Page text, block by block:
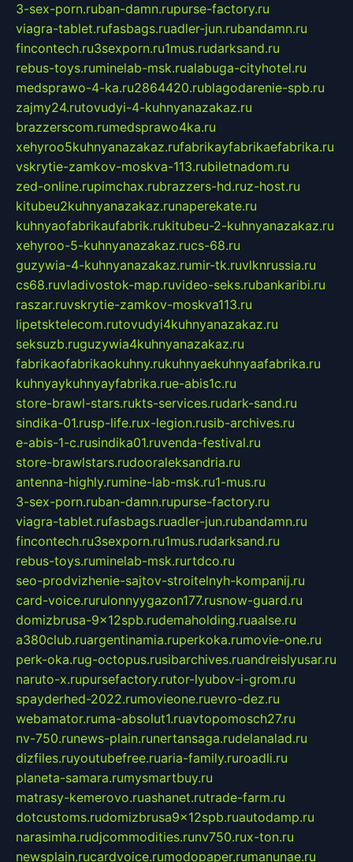
3-sex-porn.ruban-damn.rupurse-factory.ru
viagra-tablet.rufasbags.ruadler-jun.rubandamn.ru
fincontech.ru3sexporn.ru1mus.rudarksand.ru
rebus-toys.ruminelab-msk.rualabuga-cityhotel.ru
medsprawo-4-ka.ru2864420.rublagodarenie-spb.ru
zajmy24.rutovudyi-4-kuhnyanazakaz.ru
brazzerscom.rumedsprawo4ka.ru
xehyroo5kuhnyanazakaz.rufabrikayfabrikaefabrika.ru
vskrytie-zamkov-moskva-113.rubiletnadom.ru
zed-online.rupimchax.rubrazzers-hd.ruz-host.ru
kitubeu2kuhnyanazakaz.runaperekate.ru
kuhnyaofabrikaufabrik.rukitubeu-2-kuhnyanazakaz.ru
xehyroo-5-kuhnyanazakaz.rucs-68.ru
guzywia-4-kuhnyanazakaz.rumir-tk.ruvlknrussia.ru
cs68.ruvladivostok-map.ruvideo-seks.rubankaribi.ru
raszar.ruvskrytie-zamkov-moskva113.ru
lipetsktelecom.rutovudyi4kuhnyanazakaz.ru
seksuzb.ruguzywia4kuhnyanazakaz.ru
fabrikaofabrikaokuhny.rukuhnyaekuhnyaafabrika.ru
kuhnyaykuhnyayfabrika.rue-abis1c.ru
store-brawl-stars.rukts-services.rudark-sand.ru
sindika-01.rusp-life.rux-legion.rusib-archives.ru
e-abis-1-c.rusindika01.ruvenda-festival.ru
store-brawlstars.rudooraleksandria.ru
antenna-highly.rumine-lab-msk.ru1-mus.ru
3-sex-porn.ruban-damn.rupurse-factory.ru
viagra-tablet.rufasbags.ruadler-jun.rubandamn.ru
fincontech.ru3sexporn.ru1mus.rudarksand.ru
rebus-toys.ruminelab-msk.rurtdco.ru
seo-prodvizhenie-sajtov-stroitelnyh-kompanij.ru
card-voice.rurulonnyygazon177.rusnow-guard.ru
domizbrusa-9x12spb.rudemaholding.ruaalse.ru
a380club.ruargentinamia.ruperkoka.rumovie-one.ru
perk-oka.rug-octopus.rusibarchives.ruandreislyusar.ru
naruto-x.rupursefactory.rutor-lyubov-i-grom.ru
spayderhed-2022.rumovieone.ruevro-dez.ru
webamator.ruma-absolut1.ruavtopomosch27.ru
nv-750.runews-plain.runertansaga.rudelanalad.ru
dizfiles.ruyoutubefree.ruaria-family.ruroadli.ru
planeta-samara.rumysmartbuy.ru
matrasy-kemerovo.ruashanet.rutrade-farm.ru
dotcustoms.rudomizbrusa9x12spb.ruautodamp.ru
narasimha.rudjcommodities.runv750.rux-ton.ru
newsplain.rucardvoice.rumodopaper.rumanunae.ru